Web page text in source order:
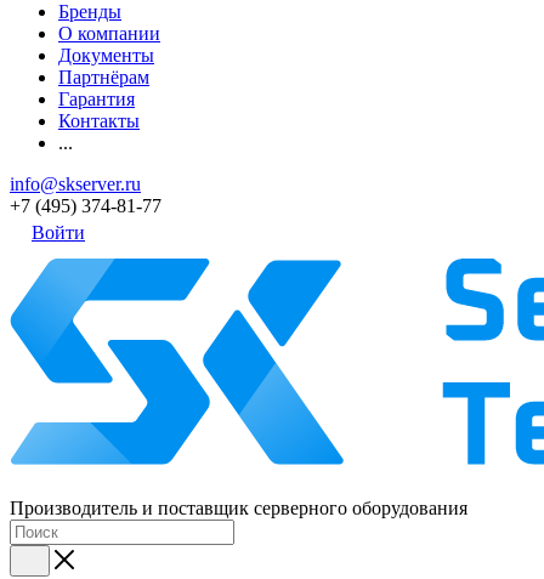
Бренды
О компании
Документы
Партнёрам
Гарантия
Контакты
...
info@skserver.ru
+7 (495) 374-81-77
Войти
Производитель и поставщик серверного оборудования